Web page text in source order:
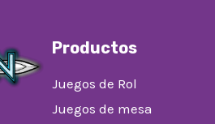
Productos
Juegos de Rol
Juegos de mesa